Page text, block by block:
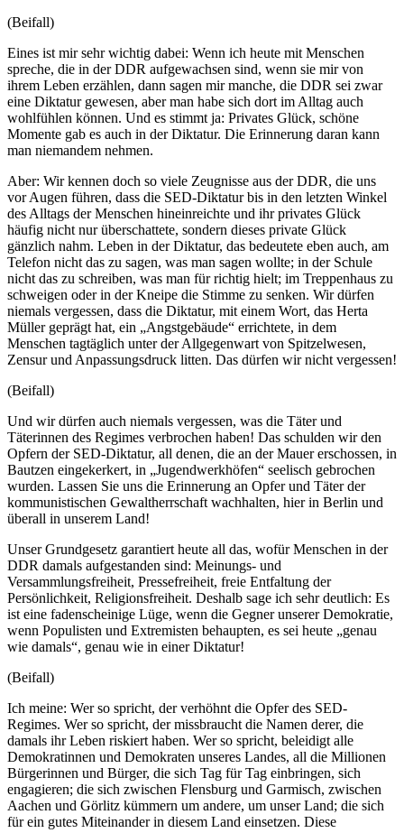
(Beifall)
Eines ist mir sehr wichtig dabei: Wenn ich heute mit Menschen
spreche, die in der DDR aufgewachsen sind, wenn sie mir von
ihrem Leben erzählen, dann sagen mir manche, die DDR sei zwar
eine Diktatur gewesen, aber man habe sich dort im Alltag auch
wohlfühlen können. Und es stimmt ja: Privates Glück, schöne
Momente gab es auch in der Diktatur. Die Erinnerung daran kann
man niemandem nehmen.
Aber: Wir kennen doch so viele Zeugnisse aus der DDR, die uns
vor Augen führen, dass die SED-Diktatur bis in den letzten Winkel
des Alltags der Menschen hineinreichte und ihr privates Glück
häufig nicht nur überschattete, sondern dieses private Glück
gänzlich nahm. Leben in der Diktatur, das bedeutete eben auch, am
Telefon nicht das zu sagen, was man sagen wollte; in der Schule
nicht das zu schreiben, was man für richtig hielt; im Treppenhaus zu
schweigen oder in der Kneipe die Stimme zu senken. Wir dürfen
niemals vergessen, dass die Diktatur, mit einem Wort, das Herta
Müller geprägt hat, ein „Angstgebäude“ errichtete, in dem
Menschen tagtäglich unter der Allgegenwart von Spitzelwesen,
Zensur und Anpassungsdruck litten. Das dürfen wir nicht vergessen!
(Beifall)
Und wir dürfen auch niemals vergessen, was die Täter und
Täterinnen des Regimes verbrochen haben! Das schulden wir den
Opfern der SED-Diktatur, all denen, die an der Mauer erschossen, in
Bautzen eingekerkert, in „Jugendwerkhöfen“ seelisch gebrochen
wurden. Lassen Sie uns die Erinnerung an Opfer und Täter der
kommunistischen Gewaltherrschaft wachhalten, hier in Berlin und
überall in unserem Land!
Unser Grundgesetz garantiert heute all das, wofür Menschen in der
DDR damals aufgestanden sind: Meinungs- und
Versammlungsfreiheit, Pressefreiheit, freie Entfaltung der
Persönlichkeit, Religionsfreiheit. Deshalb sage ich sehr deutlich: Es
ist eine fadenscheinige Lüge, wenn die Gegner unserer Demokratie,
wenn Populisten und Extremisten behaupten, es sei heute „genau
wie damals“, genau wie in einer Diktatur!
(Beifall)
Ich meine: Wer so spricht, der verhöhnt die Opfer des SED-
Regimes. Wer so spricht, der missbraucht die Namen derer, die
damals ihr Leben riskiert haben. Wer so spricht, beleidigt alle
Demokratinnen und Demokraten unseres Landes, all die Millionen
Bürgerinnen und Bürger, die sich Tag für Tag einbringen, sich
engagieren; die sich zwischen Flensburg und Garmisch, zwischen
Aachen und Görlitz kümmern um andere, um unser Land; die sich
für ein gutes Miteinander in diesem Land einsetzen. Diese